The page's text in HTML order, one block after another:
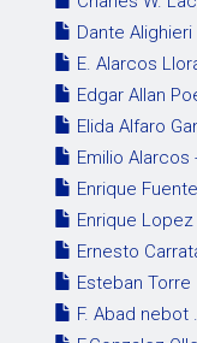
Dante Alighieri
E. Alarcos
Edgar Allan
Elida Alfaro
Emilio
Enrique
Enrique Lopez
Ernesto
Esteban Torre
F. Abad nebot